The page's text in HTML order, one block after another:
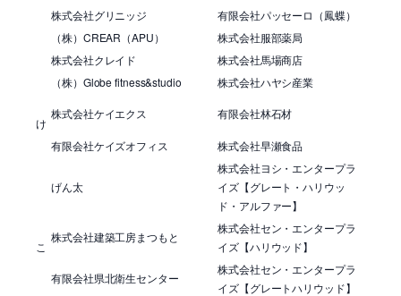
株式会社グリニッジ
有限会社パッセーロ（鳳蝶）
（株）CREAR（APU）
株式会社服部薬局
株式会社クレイド
株式会社馬場商店
（株）Globe fitness&studio
株式会社ハヤシ産業
け
株式会社ケイエクス 有限会社林石材
有限会社ケイズオフィス 株式会社早瀬食品
げん太
株式会社ヨシ・エンタープラ
イズ【グレート・ハリウッ
ド・アルファー】
こ
株式会社建築工房まつもと
株式会社セン・エンタープラ
イズ【ハリウッド】
有限会社県北衛生センター
株式会社セン・エンタープラ
イズ【グレートハリウッド】